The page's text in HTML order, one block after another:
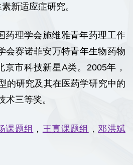
新适应症研究。
药理学会施维雅青年药理工作
会赛诺菲安万特青年生物药物
市科技新星A类。2005年，
的研究及其在医药学研究中的
术三等奖。
课题组 ， 王真课题组 ，邓洪斌